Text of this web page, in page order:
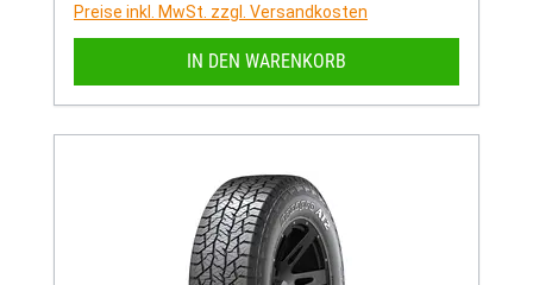
Preise inkl. MwSt. zzgl. Versandkosten
IN DEN WARENKORB